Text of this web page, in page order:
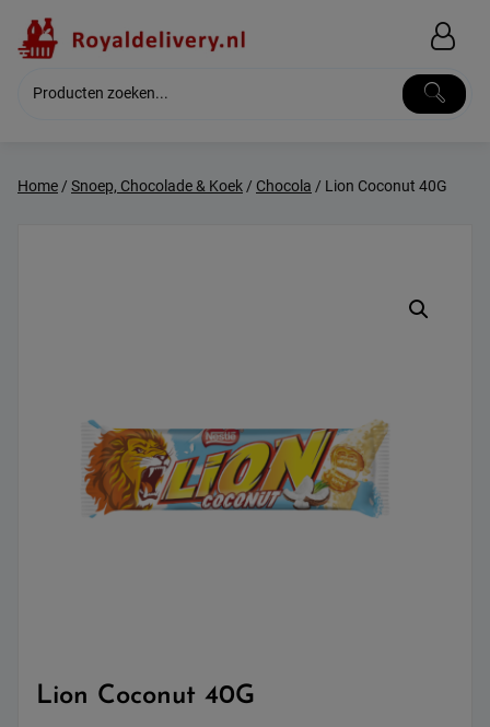
content
Home/ Snoep, Chocolade & Koek/ Chocola / Lion Coconut 40G
Lion Coconut 40G